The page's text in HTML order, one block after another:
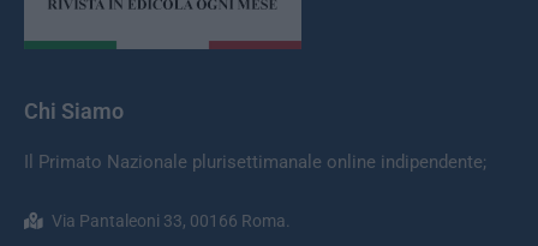
Chi Siamo
Il Primato Nazionale plurisettimanale online indipendente;
Via Pantaleoni 33, 00166 Roma.